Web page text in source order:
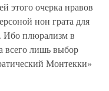
очерка нравов
нон грата для
Ибо плюрализм в
всего лишь выбор
Монтекки»